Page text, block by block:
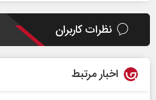
نظرات کاربران
اخبار مرتبط